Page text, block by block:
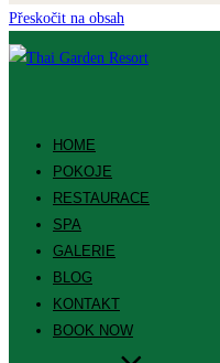
Přeskočit na obsah
HOME
POKOJE
RESTAURACE
SPA
GALERIE
BLOG
KONTAKT
BOOK NOW